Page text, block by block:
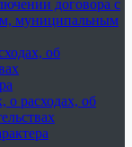
договора с
муниципальным
об
о расходах, об